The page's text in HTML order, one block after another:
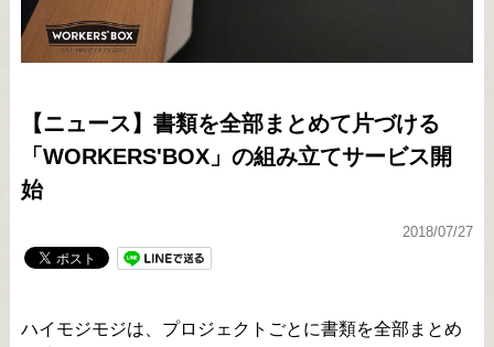
【ニュース】書類を全部まとめて片づける
「WORKERS'BOX」の組み立てサービス開
始
2018/07/27
ハイモジモジは、プロジェクトごとに書類を全部まとめ